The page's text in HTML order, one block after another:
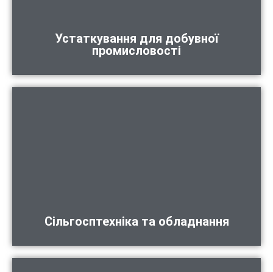
Устаткування для добувної
промисловості
Сільгосптехніка та обладнання